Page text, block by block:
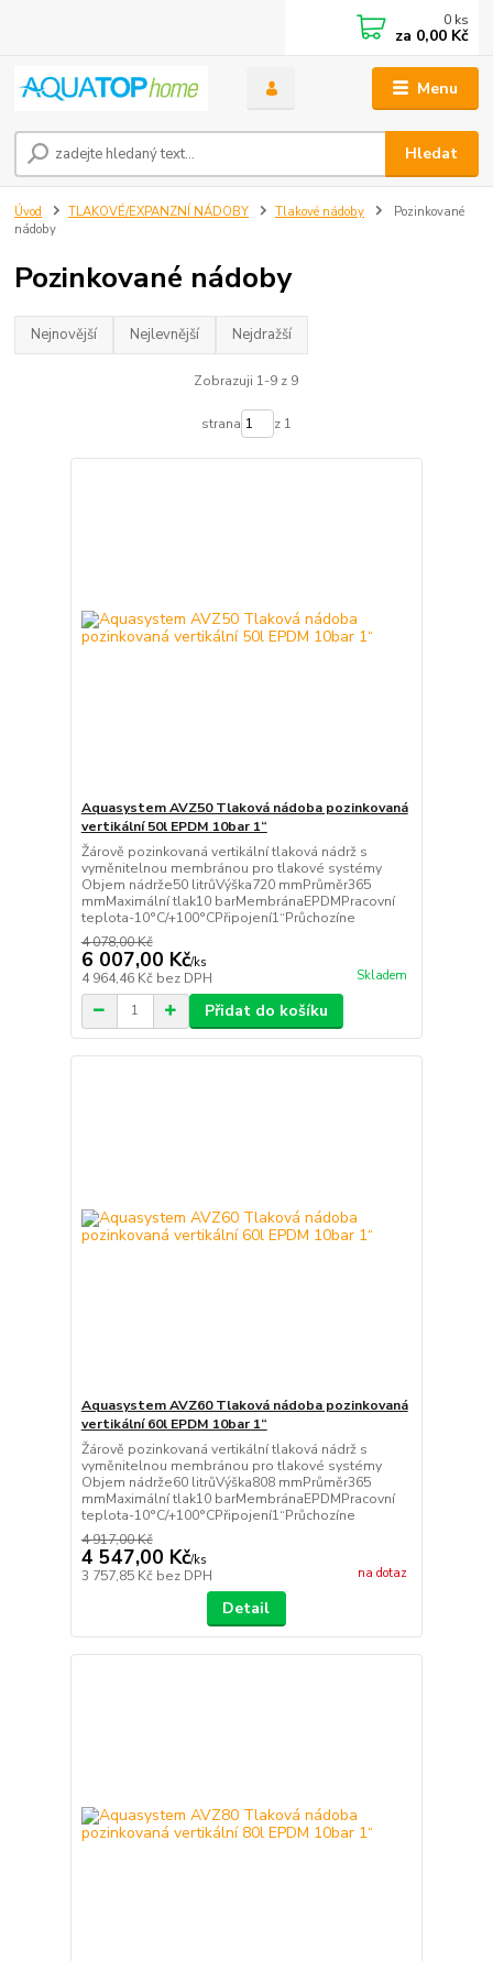
Menu
Hledat
0 ks
za 0,00 Kč
Úvod TLAKOVÉ/EXPANZNÍ NÁDOBY Tlakové nádoby
Pozinkované
nádoby
Pozinkované nádoby
Nejnovější Nejlevnější Nejdražší
Zobrazuji 1-9 z 9
strana z 1
Aquasystem AVZ50 Tlaková nádoba pozinkovaná
vertikální 50l EPDM 10bar 1“
Žárově pozinkovaná vertikální tlaková nádrž s
vyměnitelnou membránou pro tlakové systémy
Objem nádrže50 litrůVýška720 mmPrůměr365
mmMaximální tlak10 barMembránaEPDMPracovní
teplota-10°C/+100°CPřipojení1“Průchozíne
4 078,00 Kč
6 007,00 Kč/ks
4 964,46 Kč bez DPH Skladem
Přidat do košíku
Aquasystem AVZ60 Tlaková nádoba pozinkovaná
vertikální 60l EPDM 10bar 1“
Žárově pozinkovaná vertikální tlaková nádrž s
vyměnitelnou membránou pro tlakové systémy
Objem nádrže60 litrůVýška808 mmPrůměr365
mmMaximální tlak10 barMembránaEPDMPracovní
teplota-10°C/+100°CPřipojení1“Průchozíne
4 917,00 Kč
4 547,00 Kč/ks
3 757,85 Kč bez DPH na dotaz
Detail